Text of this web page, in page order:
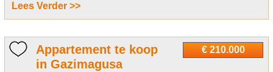
Lees Verder >>
€ 210.000
Appartement te koop
in Gazimagusa